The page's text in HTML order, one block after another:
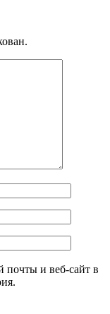
почты и веб-сайт в